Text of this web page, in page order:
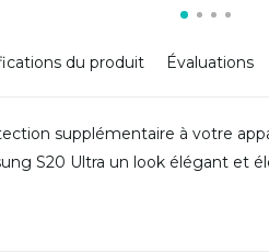
du produit Évaluations
supplémentaire à votre
S20 Ultra un look élégant et